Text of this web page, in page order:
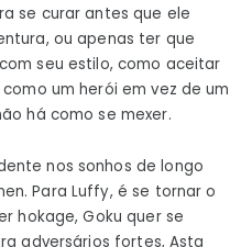
se curar antes que ele
ou apenas ter que
seu estilo, como aceitar
um herói em vez de um
há como se mexer.
nos sonhos de longo
Para Luffy, é se tornar o
hokage, Goku quer se
adversários fortes, Asta